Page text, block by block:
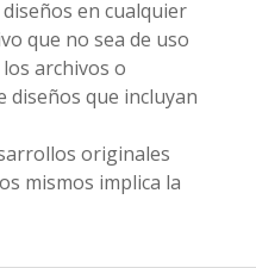
en cualquier
que no sea de uso
archivos o
diseños que incluyan
originales
mismos implica la